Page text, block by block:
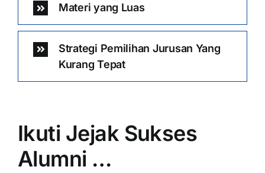
Materi yang Luas
Strategi Pemilihan Jurusan Yang
Kurang Tepat
Ikuti Jejak Sukses
Alumni …